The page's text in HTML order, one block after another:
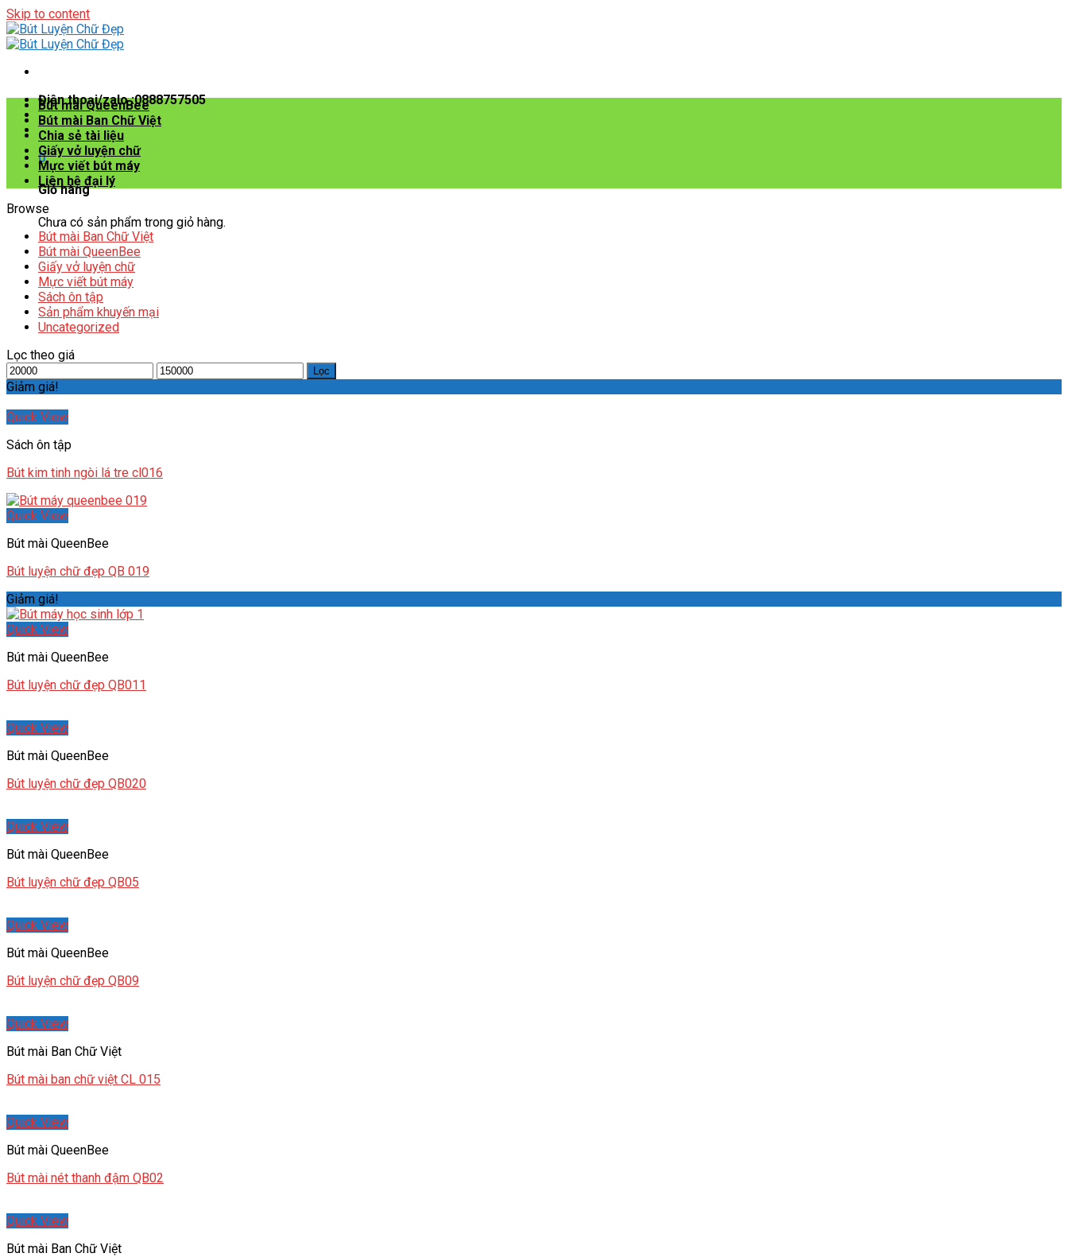
Skip to content
Điện thoại/zalo :0888757505
0
Giỏ hàng
Chưa có sản phẩm trong giỏ hàng.
Bút mài QueenBee
Bút mài Ban Chữ Việt
Chia sẻ tài liệu
Giấy vở luyện chữ
Mực viết bút máy
Liên hệ đại lý
Browse
Bút mài Ban Chữ Việt
Bút mài QueenBee
Giấy vở luyện chữ
Mực viết bút máy
Sách ôn tập
Sản phẩm khuyến mại
Uncategorized
Lọc theo giá
Lọc
Giảm giá!
Quick View
Sách ôn tập
Bút kim tinh ngòi lá tre cl016
Quick View
Bút mài QueenBee
Bút luyện chữ đẹp QB 019
Giảm giá!
Quick View
Bút mài QueenBee
Bút luyện chữ đẹp QB011
Quick View
Bút mài QueenBee
Bút luyện chữ đẹp QB020
Quick View
Bút mài QueenBee
Bút luyện chữ đẹp QB05
Quick View
Bút mài QueenBee
Bút luyện chữ đẹp QB09
Quick View
Bút mài Ban Chữ Việt
Bút mài ban chữ việt CL 015
Quick View
Bút mài QueenBee
Bút mài nét thanh đậm QB02
Quick View
Bút mài Ban Chữ Việt